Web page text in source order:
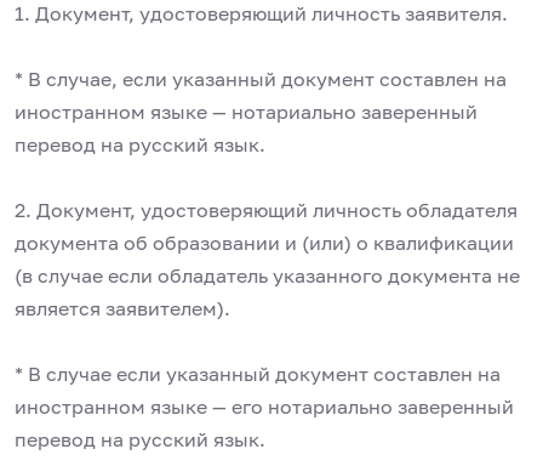
1. Документ, удостоверяющий личность заявителя.
* В случае, если указанный документ составлен на
иностранном языке — нотариально заверенный
перевод на русский язык.
2. Документ, удостоверяющий личность обладателя
документа об образовании и (или) о квалификации
(в случае если обладатель указанного документа не
является заявителем).
* В случае если указанный документ составлен на
иностранном языке — его нотариально заверенный
перевод на русский язык.